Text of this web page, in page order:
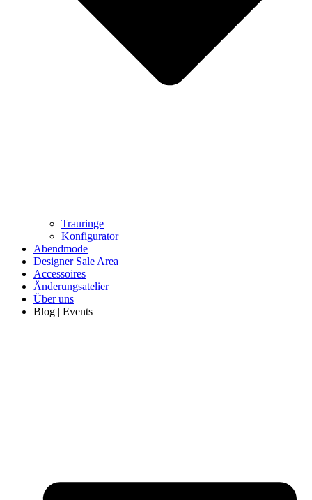
Trauringe
Konfigurator
Abendmode
Designer Sale Area
Accessoires
Änderungsatelier
Über uns
Blog | Events